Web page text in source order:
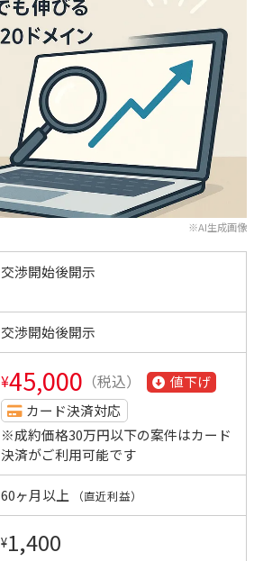
※AI生成画像
交渉開始後開示
交渉開始後開示
¥45,000 （税込）
値下げ
カード決済対応
※成約価格30万円以下の案件はカード
決済がご利用可能です
60ヶ月以上 （直近利益）
¥1,400